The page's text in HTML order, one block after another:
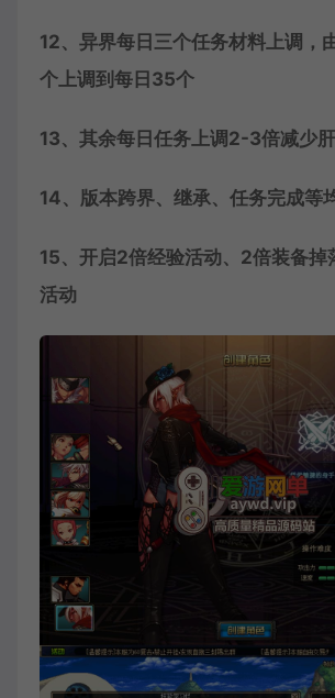
12、异界每日三个任务材料上调，
个上调到每日35个
13、其余每日任务上调2-3倍减少
14、版本跨界、继承、任务完成等
15、开启2倍经验活动、2倍装备掉
活动